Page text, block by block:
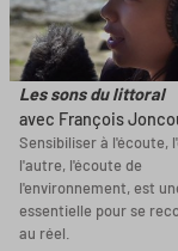
Les sons du littoral
avec François
Sensibiliser à l'écoute,
l'autre, l'écoute de
l'environnement, est
essentielle pour se
au réel.